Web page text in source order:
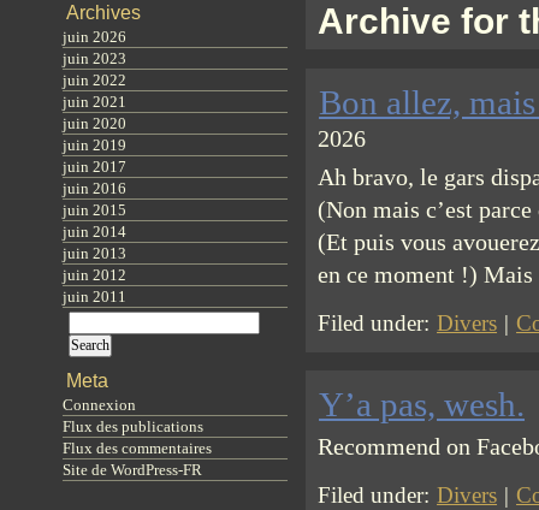
Archive for
Bon allez,
2026
Ah bravo, le gars
(Non mais c’est
(Et puis vous
en ce moment !)
Filed under: Divers |
Y’a pas, wesh.
Recommend on
Filed under: Divers |
Archives
juin 2026
juin 2023
juin 2022
juin 2021
juin 2020
juin 2019
juin 2017
juin 2016
juin 2015
juin 2014
juin 2013
juin 2012
juin 2011
Meta
Connexion
Flux des publications
Flux des commentaires
Site de WordPress-FR